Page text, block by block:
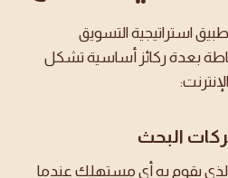
استراتيجية التسويق
بعدة ركائز أساسية تشكل
البحث
يقوم به أي مستهلك عندما